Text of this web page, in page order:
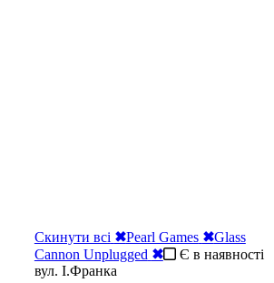
Скинути всі ✖Pearl Games ✖Glass
Cannon Unplugged ✖
Є в наявності
вул. І.Франка